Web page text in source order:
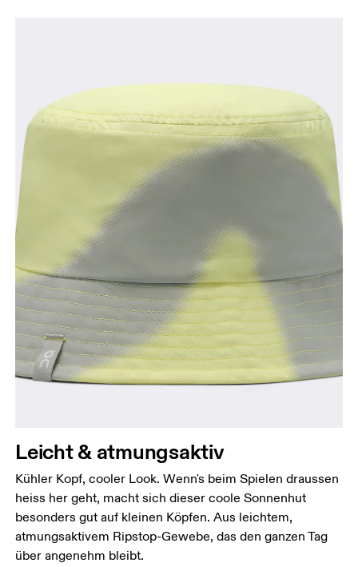
Kopfumfang
Miss deinen Kopfumfang auf Stirnhöhe. Halte dabei
das Massband gerade und waagerecht.
Leicht & atmungsaktiv
Kühler Kopf, cooler Look. Wenn's beim Spielen draussen
heiss her geht, macht sich dieser coole Sonnenhut
besonders gut auf kleinen Köpfen. Aus leichtem,
atmungsaktivem Ripstop-Gewebe, das den ganzen Tag
über angenehm bleibt.